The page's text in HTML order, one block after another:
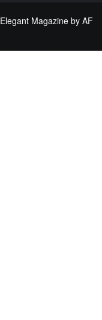
Elegant Magazineby AF